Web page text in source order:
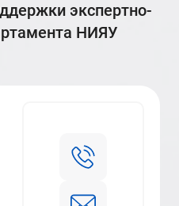
НИЯУ